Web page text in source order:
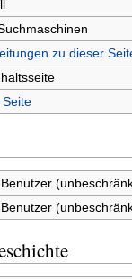
zu dieser